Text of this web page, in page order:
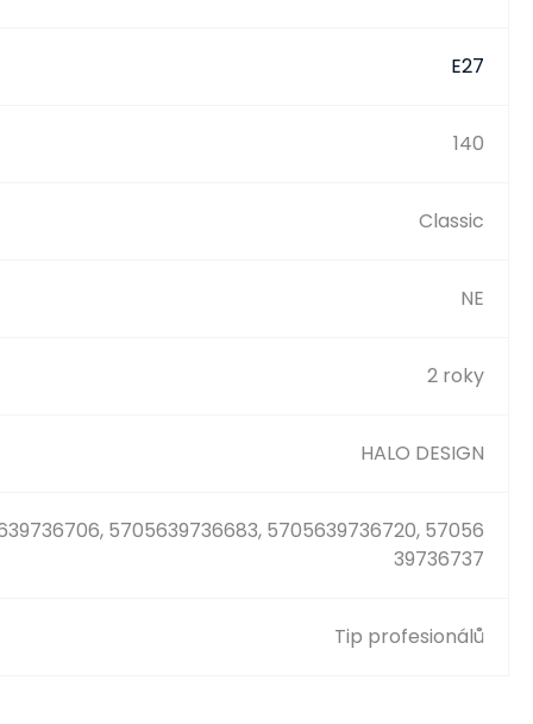
E27
140
Classic
NE
2 roky
HALO DESIGN
5705639736683, 5705639736720, 57056
39736737
Tip profesionálů